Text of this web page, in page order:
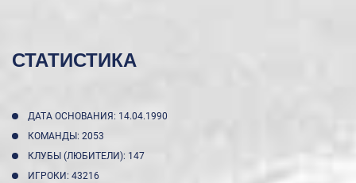
СТАТИСТИКА
ДАТА ОСНОВАНИЯ: 14.04.1990
КОМАНДЫ: 2053
КЛУБЫ (ЛЮБИТЕЛИ): 147
ИГРОКИ: 43216